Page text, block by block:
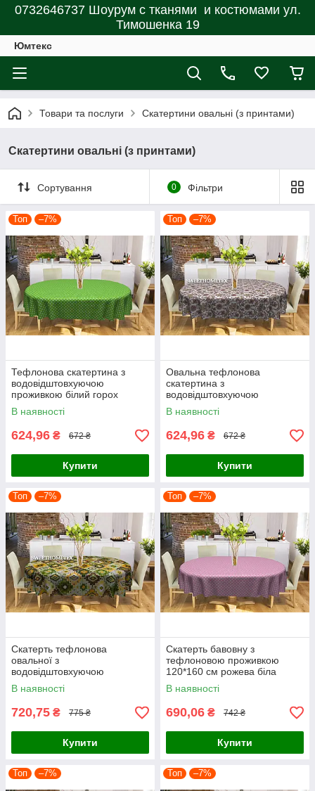
0732646737 Шоурум с тканями и костюмами ул.
Тимошенка 19
Юмтекс
Товари та послуги Скатертини овальні (з принтами)
Скатертини овальні (з принтами)
Сортування 0 Фільтри
Топ –7%
Тефлонова скатертина з
водовідштовхуючою
проживкою білий горох
салатова
В наявності
624,96 ₴ 672 ₴
Купити
Топ –7%
Овальна тефлонова
скатертина з
водовідштовхуючою
проживкою квіти великі в’язки
В наявності
624,96 ₴ 672 ₴
Купити
Топ –7%
Скатерть тефлонова
овальної з
водовідштовхуючою
проживкою мозаїка зелено-
жовтої ромби
В наявності
720,75 ₴ 775 ₴
Купити
Топ –7%
Скатерть бавовну з
тефлоновою проживкою
120*160 см рожева біла
горохох горошок.
В наявності
690,06 ₴ 742 ₴
Купити
Топ –7% Топ –7%